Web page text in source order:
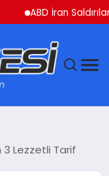
ABD İran Saldırılarını
3 Lezzetli Tarif